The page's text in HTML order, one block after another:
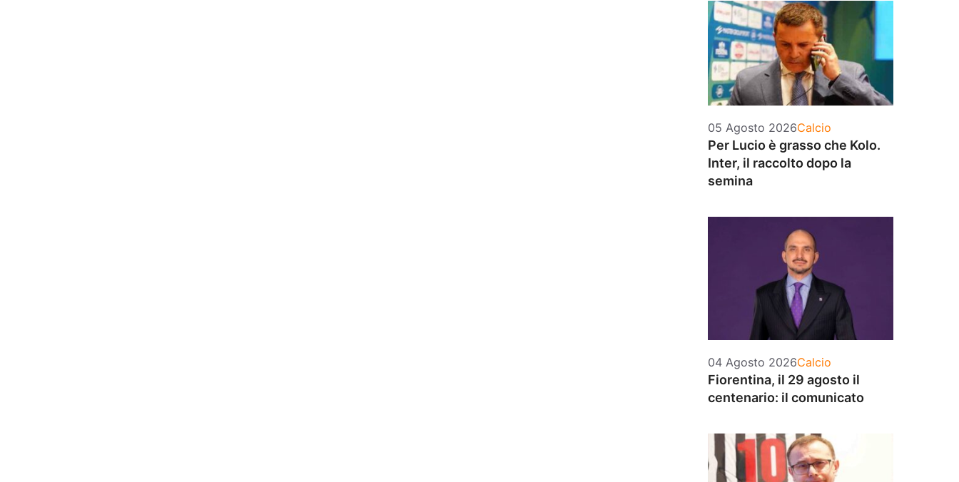
05 Agosto 2026Categorie
Calcio
Per Lucio è grasso che Kolo.
Inter, il raccolto dopo la
semina
04 Agosto 2026Categorie
Calcio
Fiorentina, il 29 agosto il
centenario: il comunicato